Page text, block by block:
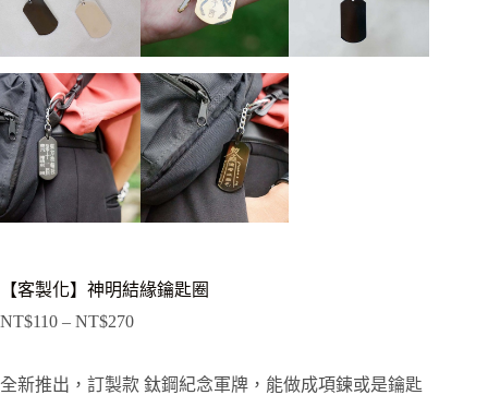
【客製化】神明結緣鑰匙圈
NT$110 – NT$270
全新推出，訂製款 鈦鋼紀念軍牌，能做成項鍊或是鑰匙